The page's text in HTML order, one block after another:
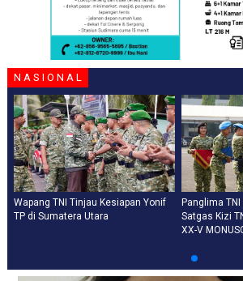
N A S I O N A L
Wapang TNI Tinjau Kesiapan Yonif
TP di Sumatera Utara
Panglima
Satgas Kizi
XX-V